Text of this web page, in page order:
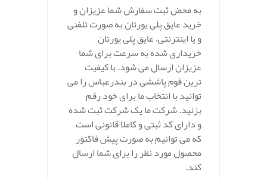
به محض ثبت سفارش شما عزیزان و
خرید عایق پلی یورتان به صورت تلفنی
و یا اینترنتی، عایق پلی یورتان
خریداری شده به سرعت برای شما
عزیزان ارسال می شود. با کیفیت
ترین فوم پاششی در بندرعباس را می
توانید با انتخاب ما برای خود رقم
بزنید. شرکت ما یک شرکت ثبت شده
و دارای کد ثبتی و کاملا قانونی است
که می توانیم به صورت پیش فاکتور
محصول مورد نظر را برای شما ارسال
کند.